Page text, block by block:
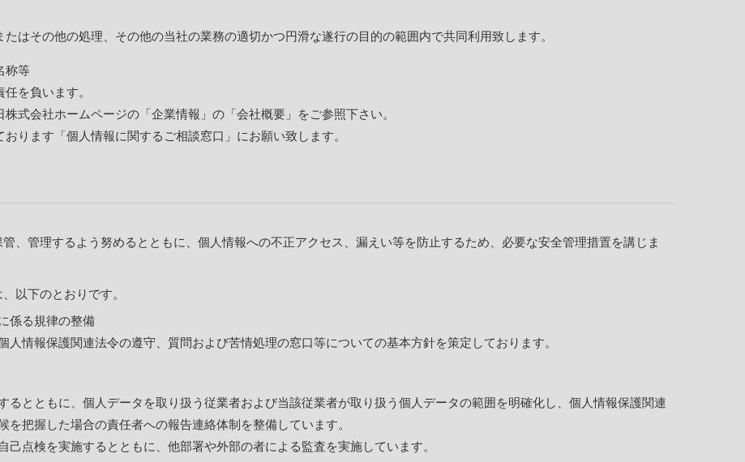
はその他の処理、その他の当社の業務の適切かつ円滑な遂行の目的の範囲内で共同利用致します。
称等
を負います。
式会社ホームページの「企業情報」の「会社概要」をご参照下さい。
ります「個人情報に関するご相談窓口」にお願い致します。
、管理するよう努めるとともに、個人情報への不正アクセス、漏えい等を防止するため、必要な安全管理措置を講じま
以下のとおりです。
係る規律の整備
情報保護関連法令の遵守、質問および苦情処理の窓口等についての基本方針を策定しております。
るとともに、個人データを取り扱う従業者および当該従業者が取り扱う個人データの範囲を明確化し、個人情報保護関連
把握した場合の責任者への報告連絡体制を整備しています。
点検を実施するとともに、他部署や外部の者による監査を実施しています。